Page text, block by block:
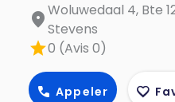
location_onWoluwedaal 4, Bte
Stevens
star0 (Avis 0)
call Appeler favorite